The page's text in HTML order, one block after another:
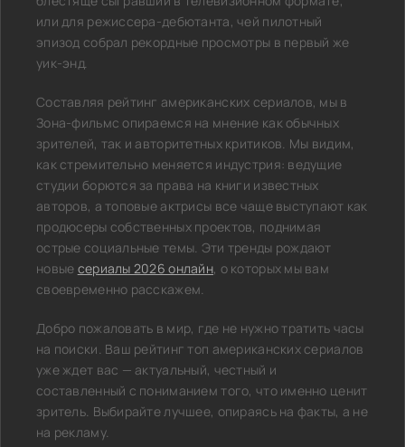
или для режиссера-дебютанта, чей пилотный
эпизод собрал рекордные просмотры в первый же
уик-энд.
Составляя рейтинг американских сериалов, мы в
Зона-фильмс опираемся на мнение как обычных
зрителей, так и авторитетных критиков. Мы видим,
как стремительно меняется индустрия: ведущие
студии борются за права на книги известных
авторов, а топовые актрисы все чаще выступают как
продюсеры собственных проектов, поднимая
острые социальные темы. Эти тренды рождают
новые сериалы 2026 онлайн, о которых мы вам
своевременно расскажем.
Добро пожаловать в мир, где не нужно тратить часы
на поиски. Ваш рейтинг топ американских сериалов
уже ждет вас — актуальный, честный и
составленный с пониманием того, что именно ценит
зритель. Выбирайте лучшее, опираясь на факты, а не
на рекламу.